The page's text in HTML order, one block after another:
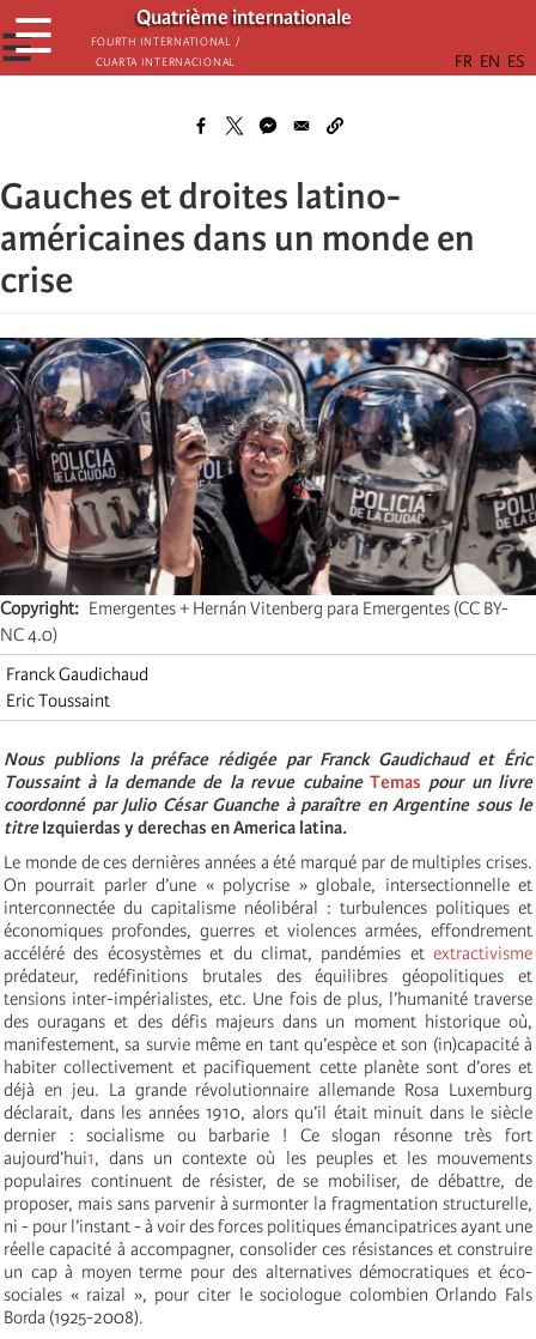
Aller
au
contenu
Quatrième internationale
Fourth International /
Cuarta Internacional
☰
☰
Gauches et droites latino-
américaines dans un monde en
crise
Copyright
Emergentes + Hernán Vitenberg para Emergentes (CC BY-
NC 4.0)
Franck Gaudichaud
Eric Toussaint
Nous publions la préface rédigée par Franck Gaudichaud et Éric
Toussaint à la demande de la revue cubaine Temas pour un livre
coordonné par Julio César Guanche à paraître en Argentine sous le
titreIzquierdas y derechas en America latina.
Le monde de ces dernières années a été marqué par de multiples crises.
On pourrait parler d’une « polycrise » globale, intersectionnelle et
interconnectée du capitalisme néolibéral : turbulences politiques et
économiques profondes, guerres et violences armées, effondrement
accéléré des écosystèmes et du climat, pandémies et extractivisme
prédateur, redéfinitions brutales des équilibres géopolitiques et
tensions inter-impérialistes, etc. Une fois de plus, l’humanité traverse
des ouragans et des défis majeurs dans un moment historique où,
manifestement, sa survie même en tant qu’espèce et son (in)capacité à
habiter collectivement et pacifiquement cette planète sont d’ores et
déjà en jeu. La grande révolutionnaire allemande Rosa Luxemburg
déclarait, dans les années 1910, alors qu’il était minuit dans le siècle
dernier : socialisme ou barbarie ! Ce slogan résonne très fort
aujourd’hui1, dans un contexte où les peuples et les mouvements
populaires continuent de résister, de se mobiliser, de débattre, de
proposer, mais sans parvenir à surmonter la fragmentation structurelle,
ni - pour l’instant - à voir des forces politiques émancipatrices ayant une
réelle capacité à accompagner, consolider ces résistances et construire
un cap à moyen terme pour des alternatives démocratiques et éco-
sociales « raizal », pour citer le sociologue colombien Orlando Fals
Borda (1925-2008).